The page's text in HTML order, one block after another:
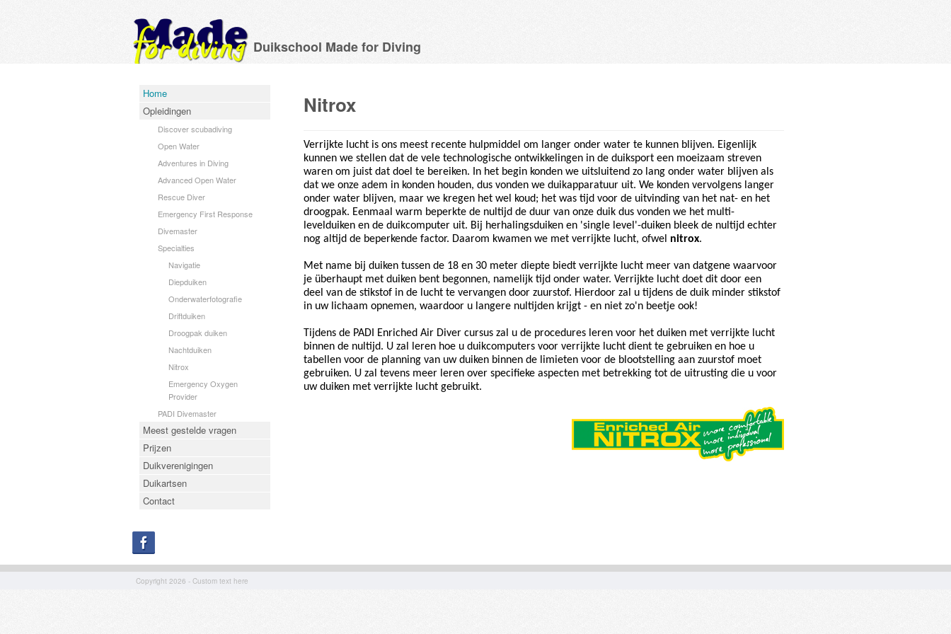
Duikschool Made for Diving
Copyright 2026 - Custom text here
Home
Opleidingen
Discover scubadiving
Open Water
Adventures in Diving
Advanced Open Water
Rescue Diver
Emergency First Response
Divemaster
Specialties
Navigatie
Diepduiken
Onderwaterfotografie
Driftduiken
Droogpak duiken
Nachtduiken
Nitrox
Emergency Oxygen
Provider
PADI Divemaster
Meest gestelde vragen
Prijzen
Duikverenigingen
Duikartsen
Contact
Nitrox
Verrijkte lucht is ons meest recente hulpmiddel om langer onder water te kunnen blijven. Eigenlijk
kunnen we stellen dat de vele technologische ontwikkelingen in de duiksport een moeizaam streven
waren om juist dat doel te bereiken. In het begin konden we uitsluitend zo lang onder water blijven als
dat we onze adem in konden houden, dus vonden we duikapparatuur uit. We konden vervolgens langer
onder water blijven, maar we kregen het wel koud; het was tijd voor de uitvinding van het nat- en het
droogpak. Eenmaal warm beperkte de nultijd de duur van onze duik dus vonden we het multi-
levelduiken en de duikcomputer uit. Bij herhalingsduiken en 'single level'-duiken bleek de nultijd echter
nog altijd de beperkende factor. Daarom kwamen we met verrijkte lucht, ofwel nitrox.
Met name bij duiken tussen de 18 en 30 meter diepte biedt verrijkte lucht meer van datgene waarvoor
je überhaupt met duiken bent begonnen, namelijk tijd onder water. Verrijkte lucht doet dit door een
deel van de stikstof in de lucht te vervangen door zuurstof. Hierdoor zal u tijdens de duik minder stikstof
in uw lichaam opnemen, waardoor u langere nultijden krijgt - en niet zo'n beetje ook!
Tijdens de PADI Enriched Air Diver cursus zal u de procedures leren voor het duiken met verrijkte lucht
binnen de nultijd. U zal leren hoe u duikcomputers voor verrijkte lucht dient te gebruiken en hoe u
tabellen voor de planning van uw duiken binnen de limieten voor de blootstelling aan zuurstof moet
gebruiken. U zal tevens meer leren over specifieke aspecten met betrekking tot de uitrusting die u voor
uw duiken met verrijkte lucht gebruikt.